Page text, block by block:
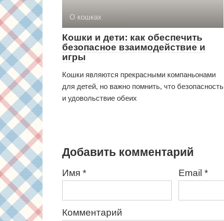
О кошках
Кошки и дети: как обеспечить
безопасное взаимодействие и
игры
Кошки являются прекрасными компаньонами
для детей, но важно помнить, что безопасность
и удовольствие обеих
Добавить комментарий
Имя * Email *
Комментарий